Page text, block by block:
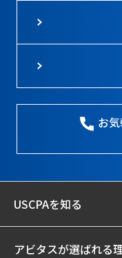
お
USCPAを知る
アビタスが選ばれる